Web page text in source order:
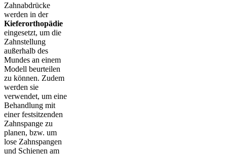
Zahnabdrücke
werden in der
Kieferorthopädie
eingesetzt, um die
Zahnstellung
außerhalb des
Mundes an einem
Modell beurteilen
zu können. Zudem
werden sie
verwendet, um eine
Behandlung mit
einer festsitzenden
Zahnspange zu
planen, bzw. um
lose Zahnspangen
und Schienen am